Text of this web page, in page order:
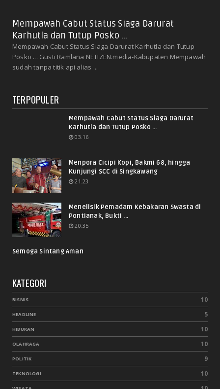
Mempawah Cabut Status Siaga Darurat
Karhutla dan Tutup Posko ...
Mempawah Cabut Status Siaga Darurat Karhutla dan Tutup
Posko ... Gusti Ramlana NETIZEN.media-Kabupaten Mempawah
sudah tanpa titik api alias ...
TERPOPULER
Mempawah Cabut Status Siaga Darurat
Karhutla dan Tutup Posko ...
03.16
Menpora Cicipi Kopi, Bakmi 68, hingga
Kunjungi SCC di Singkawang
21.23
Menelisik Pemadam Kebakaran Swasta di
Pontianak, Bukti ...
20.35
Semoga Sintang Aman
KATEGORI
BISNIS 10
HEADLINE 5
HIBURAN 10
OLAHRAGA 10
POLITIK 9
TEKNOLOGI 10